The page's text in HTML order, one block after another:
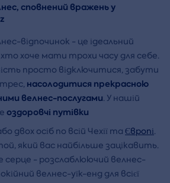
сповнений вражень у
відпочинок - це ідеальний
хоче мати трохи часу для себе.
просто відключитися, забути
насолодитися прекрасною
велнес-послугами. У нашій
оздоровчі путівки
двох осіб по всій Чехії та Європі.
який вас найбільше зацікавить.
- розслаблюючий велнес-
велнес-уїк-енд для всієї